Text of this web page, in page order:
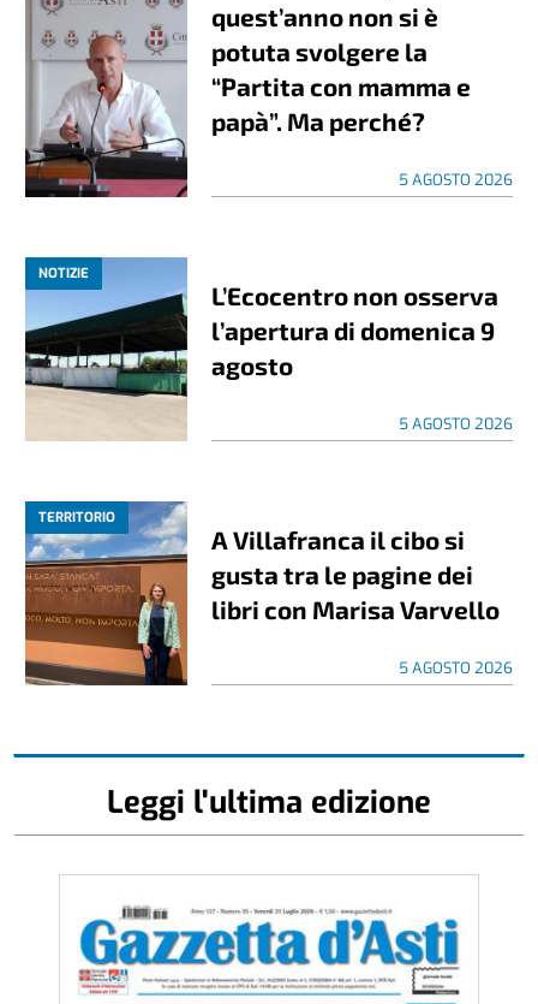
quest’anno non si è
potuta svolgere la
“Partita con mamma e
papà”. Ma perché?
5 AGOSTO 2026
NOTIZIE
L’Ecocentro non osserva
l’apertura di domenica 9
agosto
5 AGOSTO 2026
TERRITORIO
A Villafranca il cibo si
gusta tra le pagine dei
libri con Marisa Varvello
5 AGOSTO 2026
Leggi l'ultima edizione